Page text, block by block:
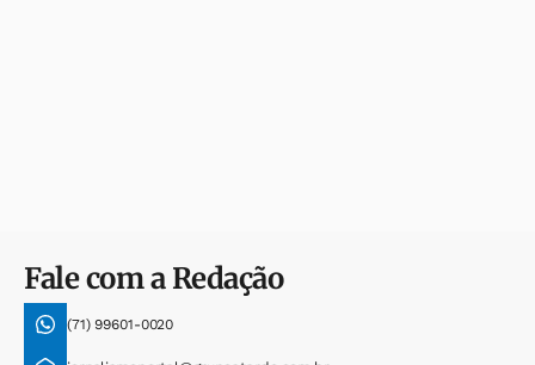
Fale com a Redação
(71) 99601-0020